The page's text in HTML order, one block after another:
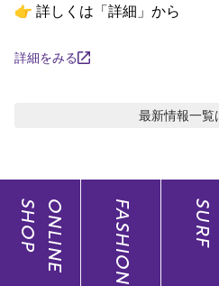
👉 詳しくは「詳細」から
詳細をみる
最新情報一覧
ONLINE
SHOP FASHION SURF